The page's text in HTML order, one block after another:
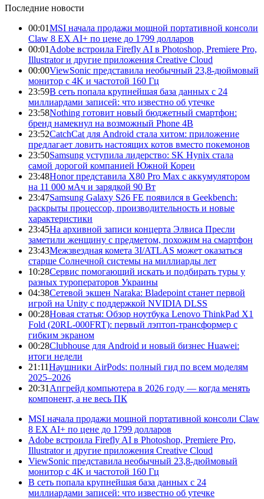
Последние новости
00:01MSI начала продажи мощной портативной консоли
Claw 8 EX AI+ по цене до 1799 долларов
00:01 Adobe встроила Firefly AI в Photoshop, Premiere Pro,
Illustrator и другие приложения Creative Cloud
00:00ViewSonic представила необычный 23,8-дюймовый
монитор с 4K и частотой 160 Гц
23:59В сеть попала крупнейшая база данных с 24
миллиардами записей: что известно об утечке
23:58Nothing готовит новый бюджетный смартфон:
бренд намекнул на возможный Phone 4B
23:52CatchCat для Android стала хитом: приложение
предлагает ловить настоящих котов вместо покемонов
23:50Samsung уступила лидерство: SK Hynix стала
самой дорогой компанией Южной Кореи
23:48Honor представила X80 Pro Max с аккумулятором
на 11 000 мАч и зарядкой 90 Вт
23:47Samsung Galaxy S26 FE появился в Geekbench:
раскрыты процессор, производительность и новые
характеристики
23:45На архивной записи концерта Элвиса Пресли
заметили женщину с предметом, похожим на смартфон
23:43Межзвездная комета 3I/ATLAS может оказаться
старше Солнечной системы на миллиарды лет
10:28Сервис помогающий искать и подбирать туры у
разных туроператоров Украины
04:38Сетевой экшен Naraka: Bladepoint станет первой
игрой на Unity с поддержкой NVIDIA DLSS
00:28Новая статья: Обзор ноутбука Lenovo ThinkPad X1
Fold (20RL-000FRT): первый лэптоп-трансформер с
гибким экраном
00:28Clubhouse для Android и новый бизнес Huawei:
итоги недели
21:11Наушники AirPods: полный гид по всем моделям
2025–2026
20:31 Апгрейд компьютера в 2026 году — когда менять
компонент, а не весь ПК
MSI начала продажи мощной портативной консоли Claw
8 EX AI+ по цене до 1799 долларов
Adobe встроила Firefly AI в Photoshop, Premiere Pro,
Illustrator и другие приложения Creative Cloud
ViewSonic представила необычный 23,8-дюймовый
монитор с 4K и частотой 160 Гц
В сеть попала крупнейшая база данных с 24
миллиардами записей: что известно об утечке